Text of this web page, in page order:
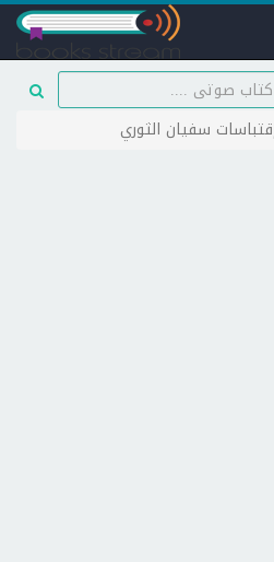
سفيان الثوري